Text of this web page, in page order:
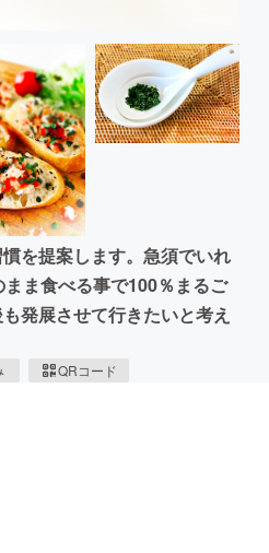
を提案します。急須でいれ
ま食べる事で100％まるご
発展させて行きたいと考え
QRコード